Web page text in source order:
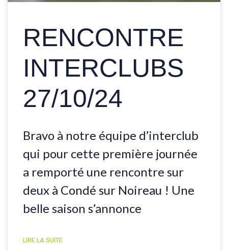
RENCONTRE
INTERCLUBS
27/10/24
Bravo à notre équipe d’interclub
qui pour cette première journée
a remporté une rencontre sur
deux à Condé sur Noireau ! Une
belle saison s’annonce
LIRE LA SUITE